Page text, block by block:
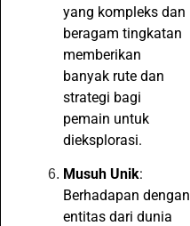
yang kompleks dan
beragam tingkatan
memberikan
banyak rute dan
strategi bagi
pemain untuk
dieksplorasi.
Musuh Unik:
Berhadapan dengan
entitas dari dunia